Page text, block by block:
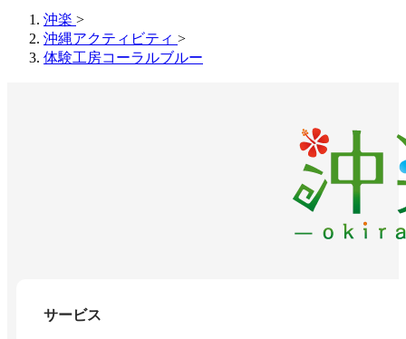
沖楽 >
沖縄アクティビティ >
体験工房コーラルブルー
サービス